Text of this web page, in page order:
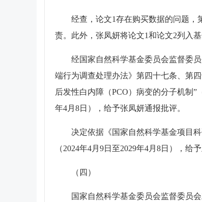
经查，论文1存在购买数据的问题，第
责。此外，张凤妍将论文1和论文2列入
经国家自然科学基金委员会监督委员
端行为调查处理办法》第四十七条、第
后发性白内障（PCO）病变的分子机制
年4月8日），给予张凤妍通报批评。
决定依据《国家自然科学基金项目科
（2024年4月9日至2029年4月8日），给
（四）
国家自然科学基金委员会监督委员会